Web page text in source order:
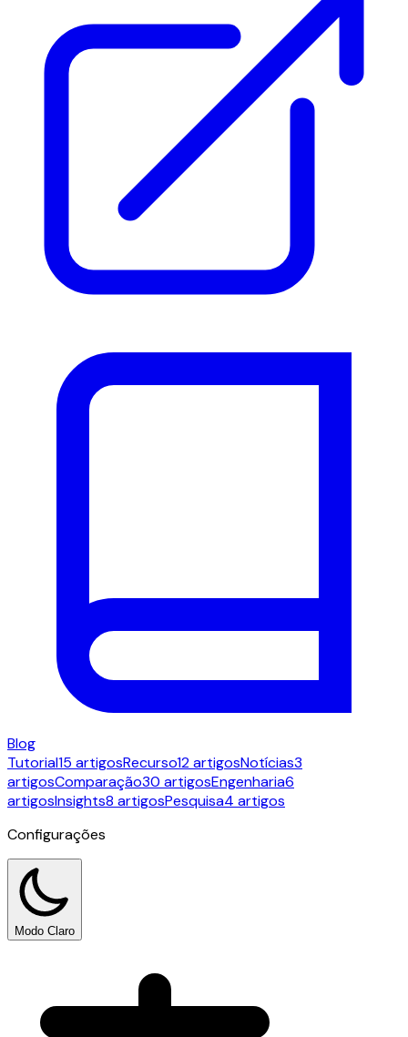
Blog
Tutorial15 artigosRecurso12 artigosNotícias3
artigosComparação30 artigosEngenharia6
artigosInsights8 artigosPesquisa4 artigos
Configurações
Modo Claro